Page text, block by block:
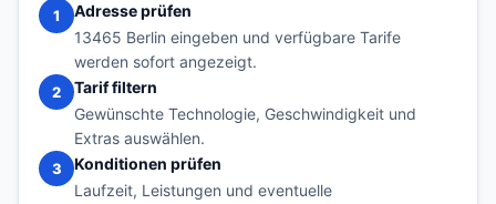
1
Adresse prüfen
13465 Berlin eingeben und verfügbare Tarife
werden sofort angezeigt.
2
Tarif filtern
Gewünschte Technologie, Geschwindigkeit und
Extras auswählen.
3
Konditionen prüfen
Laufzeit, Leistungen und eventuelle